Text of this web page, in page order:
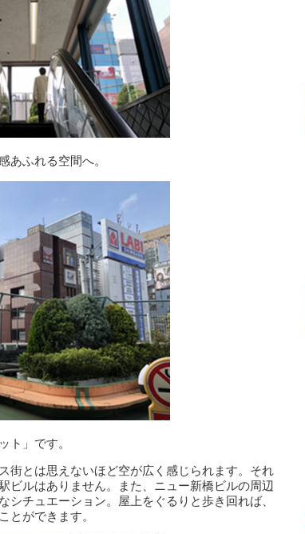
あふれる空間へ。
ト」です。
街とは思えないほど空が広く感じられます。それ
ビルはありません。また、ニュー新橋ビルの周辺
チュエーション。屋上をぐるりと歩き回れば、
とができます。